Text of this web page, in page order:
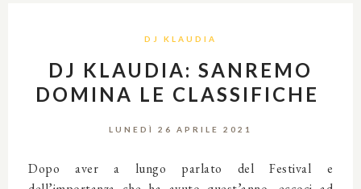
DJ KLAUDIA
DJ KLAUDIA: SANREMO
DOMINA LE CLASSIFICHE
LUNEDÌ 26 APRILE 2021
Dopo aver a lungo parlato del Festival e